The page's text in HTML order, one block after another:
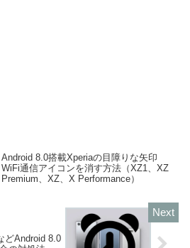
Android 8.0搭載Xperiaの目障りな矢印
WiFi通信アイコンを消す方法（XZ1、XZ
Premium、XZ、X Performance）
どAndroid 8.0